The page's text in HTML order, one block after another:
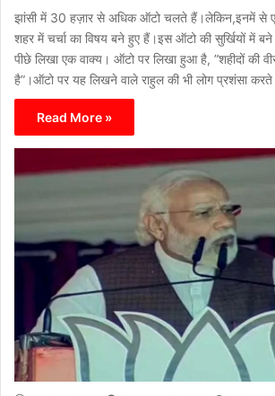
झांसी में 30 हज़ार से अधिक ऑटो चलते हैं।लेकिन,इनमें
शहर में चर्चा का विषय बने हुए हैं।इस ऑटो की सुर्खियों में
पीछे लिखा एक वाक्य। ऑटो पर लिखा हुआ है, ”शहीदों की
है”।ऑटो पर यह लिखने वाले राहुल की भी लोग प्रशंसा
Read More »